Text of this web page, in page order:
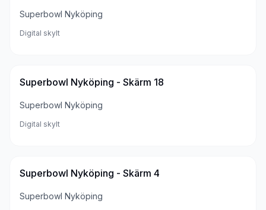
Superbowl Nyköping
Digital skylt
Superbowl Nyköping - Skärm 18
Superbowl Nyköping
Digital skylt
Superbowl Nyköping - Skärm 4
Superbowl Nyköping